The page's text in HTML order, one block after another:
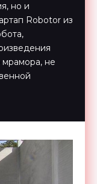
но и
Robotor из
мрамора, не